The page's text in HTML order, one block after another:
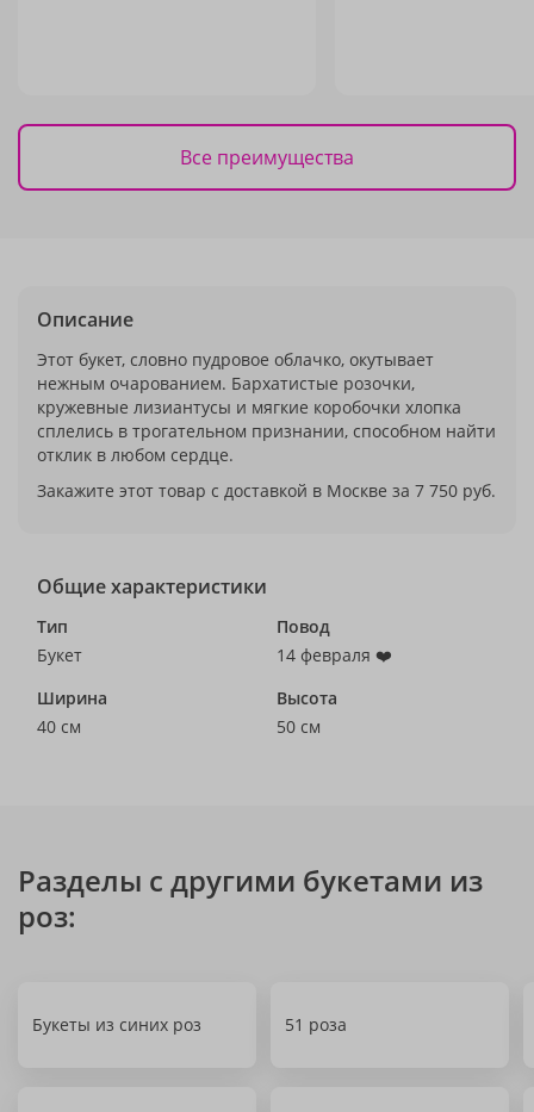
Все преимущества
Описание
Этот букет, словно пудровое облачко, окутывает
нежным очарованием. Бархатистые розочки,
кружевные лизиантусы и мягкие коробочки хлопка
сплелись в трогательном признании, способном найти
отклик в любом сердце.
Закажите этот товар с доставкой в Москве за 7 750 руб.
Общие характеристики
Тип
Букет
Повод
14 февраля ❤️
Ширина
40 см
Высота
50 см
Разделы с другими букетами из
роз:
Букеты из синих роз 51 роза